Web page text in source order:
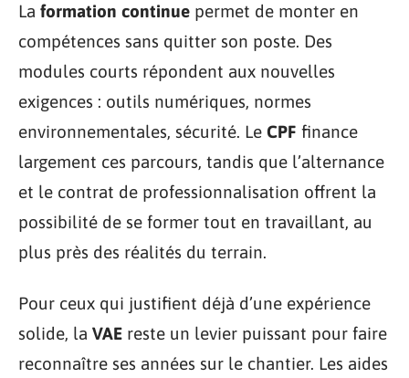
La formation continue permet de monter en
compétences sans quitter son poste. Des
modules courts répondent aux nouvelles
exigences : outils numériques, normes
environnementales, sécurité. Le CPF finance
largement ces parcours, tandis que l’alternance
et le contrat de professionnalisation offrent la
possibilité de se former tout en travaillant, au
plus près des réalités du terrain.
Pour ceux qui justifient déjà d’une expérience
solide, la VAE reste un levier puissant pour faire
reconnaître ses années sur le chantier. Les aides